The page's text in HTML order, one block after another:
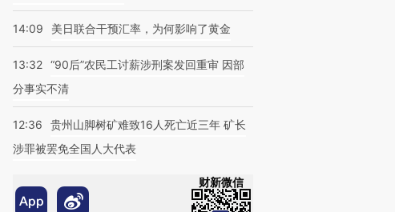
14:09 美日联合干预汇率，为何影响了黄金
13:32 “90后”农民工讨薪涉刑案发回重审 因部
分事实不清
12:36
贵州山脚树矿难致16人死亡近三年 矿长
涉罪被罢免全国人大代表
财新微信